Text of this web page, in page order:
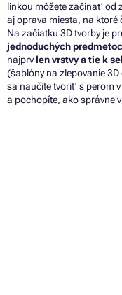
linkou môžete začínať od
aj oprava miesta, na
Na začiatku 3D tvorby je
jednoduchých
najprvlen vrstvy a tie k
(šablóny na zlepovanie
sa naučíte tvoriť s perom
a pochopíte, ako správne